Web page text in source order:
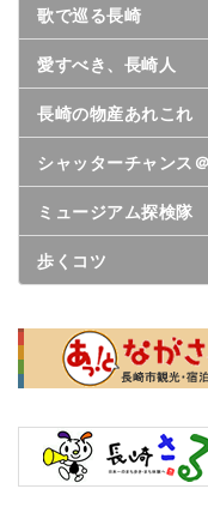
歌で巡る長崎
愛すべき、長崎人
長崎の物産あれこれ
シャッターチャンス
ミュージアム探検隊
歩くコツ